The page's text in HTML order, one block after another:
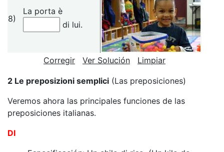
8)
La porta è
di lui.
Corregir Ver Solución Limpiar
2 Le preposizioni semplici (Las preposiciones)
Veremos ahora las principales funciones de las
preposiciones italianas.
DI